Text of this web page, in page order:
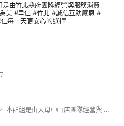
由竹北縣府團隊經營與服務消費
美 #里仁 #竹北 #誠信互助感恩 #
每一天更安心的選擇
歡迎大家加入此群組， 本群組是由天母中山店團隊經營與 服務消費者良性互動的平台。 #里仁 #天母中山 #台北 #蔬食超市 #素食 #安心 #有機 #潔淨標章